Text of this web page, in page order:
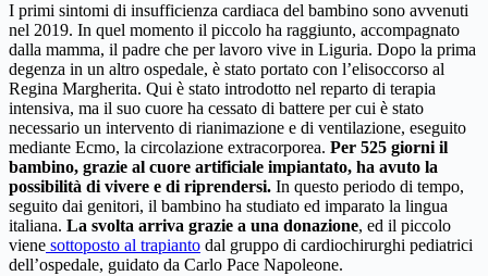
I primi sintomi di insufficienza cardiaca del bambino sono avvenuti
nel 2019. In quel momento il piccolo ha raggiunto, accompagnato
dalla mamma, il padre che per lavoro vive in Liguria. Dopo la prima
degenza in un altro ospedale, è stato portato con l’elisoccorso al
Regina Margherita. Qui è stato introdotto nel reparto di terapia
intensiva, ma il suo cuore ha cessato di battere per cui è stato
necessario un intervento di rianimazione e di ventilazione, eseguito
mediante Ecmo, la circolazione extracorporea. Per 525 giorni il
bambino, grazie al cuore artificiale impiantato, ha avuto la
possibilità di vivere e di riprendersi. In questo periodo di tempo,
seguito dai genitori, il bambino ha studiato ed imparato la lingua
italiana. La svolta arriva grazie a una donazione, ed il piccolo
viene sottoposto al trapianto dal gruppo di cardiochirurghi pediatrici
dell’ospedale, guidato da Carlo Pace Napoleone.